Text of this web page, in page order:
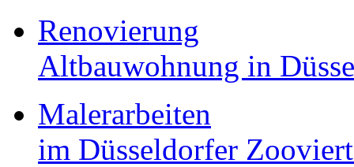
Renovierung
Altbauwohnung in
Malerarbeiten
im Düsseldorfer